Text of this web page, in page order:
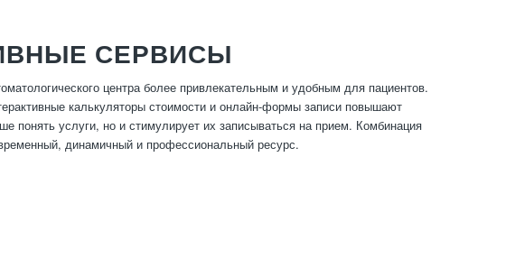
СЕРВИСЫ
центра более привлекательным и удобным для пациентов.
калькуляторы стоимости и онлайн-формы записи повышают
понять услуги, но и стимулирует их записываться на прием. Комбинация
динамичный и профессиональный ресурс.